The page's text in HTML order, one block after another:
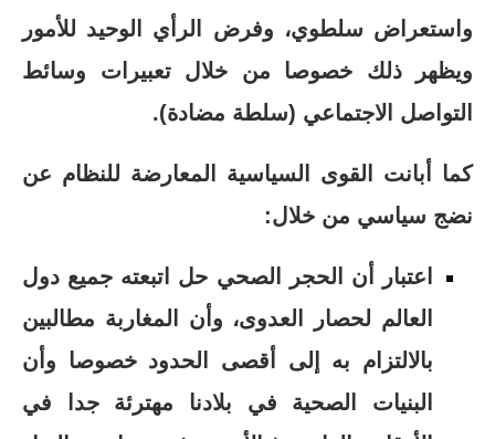
واستعراض سلطوي، وفرض الرأي الوحيد للأمور
ويظهر ذلك خصوصا من خلال تعبيرات وسائط
التواصل الاجتماعي (سلطة مضادة).
كما أبانت القوى السياسية المعارضة للنظام عن
نضج سياسي من خلال:
اعتبار أن الحجر الصحي حل اتبعته جميع دول
العالم لحصار العدوى، وأن المغاربة مطالبين
بالالتزام به إلى أقصى الحدود خصوصا وأن
البنيات الصحية في بلادنا مهترئة جدا في